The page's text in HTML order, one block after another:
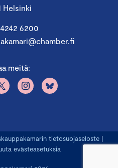
Helsinki
6200
meitä:
tietosuojaseloste |
evästeasetuksia